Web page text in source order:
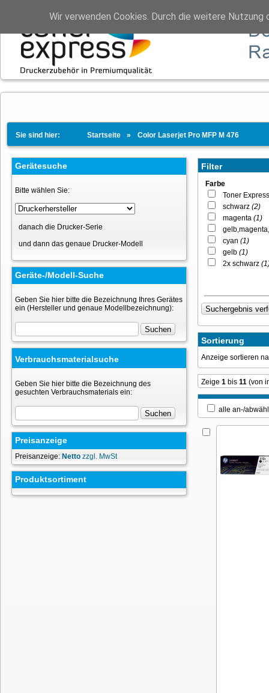
Sie sind hier: Startseite Color Laserjet Pro MFP M 476
Gerätesuche
Bitte wählen Sie:
danach die Drucker-Serie
und dann das genaue Drucker-Modell
Geräte-/Modell-Suche
Geben Sie hier bitte die Bezeichnung Ihres Gerätes
ein (Hersteller und genaue Modellbezeichnung):
Verbrauchsmaterialsuche
Geben Sie hier bitte die Bezeichnung des
gesuchten Verbrauchsmaterials ein:
Preisanzeige
Preisanzeige: Netto zzgl. MwSt
Produktsortiment
Filter
Farbe
Toner
schwarz (2)
magenta (1)
cyan (1)
gelb (1)
2x schwarz
Sortierung
Anzeige sortieren
Zeige 1 bis 11 (von
alle an-/
Wir verwenden Cookies. Durch die weitere